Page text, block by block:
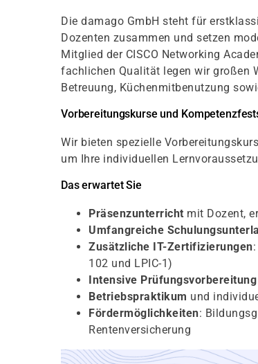
Die damago GmbH steht für
Dozenten zusammen und setzen
Mitglied der CISCO Networking
fachlichen Qualität legen wir großen
Betreuung, Küchenmitbenutzung
Vorbereitungskurse und
Wir bieten spezielle
um Ihre individuellen
Das erwartet Sie
Präsenzunterricht mit Dozent,
Umfangreiche
Zusätzliche IT-Zertifizierungen
102 und LPIC-1)
Intensive Prüfungsvorbereitung
Betriebspraktikum und
Fördermöglichkeiten:
Rentenversicherung